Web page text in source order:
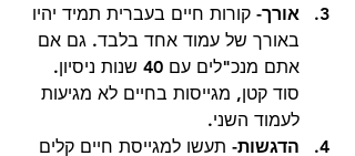
אורך- קורות חיים בעברית תמיד יהיו
באורך של עמוד אחד בלבד. גם אם
אתם מנכ"לים עם 40 שנות ניסיון.
סוד קטן, מגייסות בחיים לא מגיעות
לעמוד השני.
הדגשות- תעשו למגייסת חיים קלים